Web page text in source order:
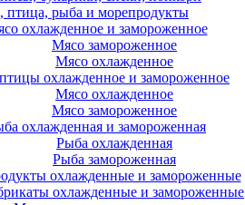
птица, рыба и морепродукты
охлажденное и замороженное
Мясо замороженное
Мясо охлажденное
охлажденное и замороженное
Мясо охлажденное
Мясо замороженное
охлажденная и замороженная
Рыба охлажденная
Рыба замороженная
охлажденные и замороженные
охлажденные и замороженные